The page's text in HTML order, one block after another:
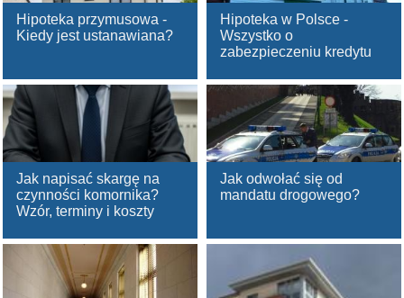
Hipoteka przymusowa -
Kiedy jest ustanawiana?
Hipoteka w Polsce -
Wszystko o
zabezpieczeniu kredytu
Jak napisać skargę na
czynności komornika?
Wzór, terminy i koszty
Jak odwołać się od
mandatu drogowego?